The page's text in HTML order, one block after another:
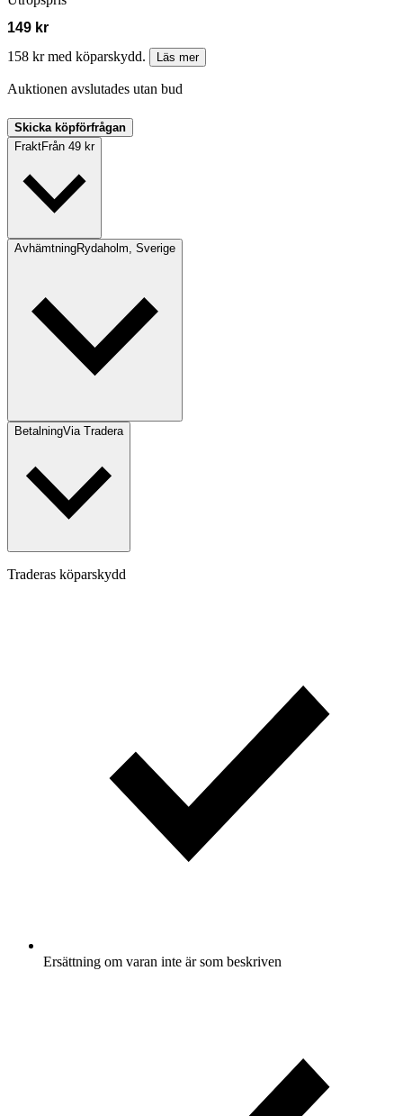
149 kr
158 kr med köparskydd.
Läs mer
Auktionen avslutades utan bud
Skicka köpförfrågan
FraktFrån 49 kr
AvhämtningRydaholm, Sverige
BetalningVia Tradera
Traderas köparskydd
Ersättning om varan inte är som beskriven